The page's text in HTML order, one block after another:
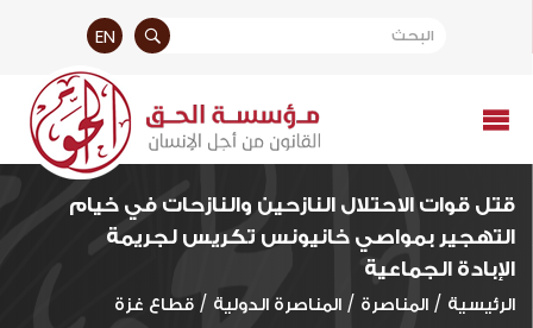
EN
قتل قوات الاحتلال النازحين والنازحات في خيام
التهجير بمواصي خانيونس تكريس لجريمة
الإبادة الجماعية
الرئيسية / المناصرة / المناصرة الدولية / قطاع غزة